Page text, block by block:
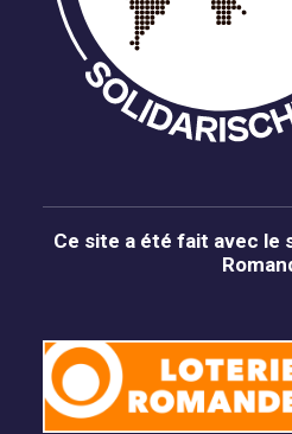
Ce site a été fait avec le